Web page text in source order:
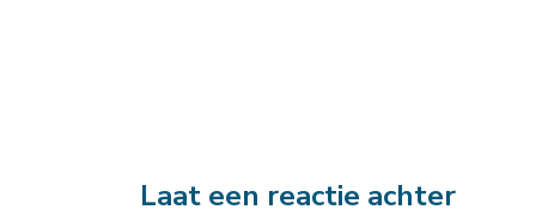
Laat een reactie achter